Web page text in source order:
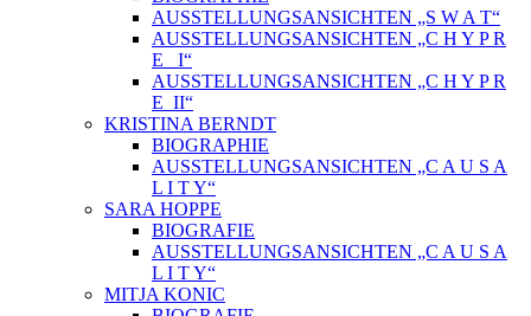
AUSSTELLUNGSANSICHTEN „S W A T“
AUSSTELLUNGSANSICHTEN „C H Y P R
E_ I“
AUSSTELLUNGSANSICHTEN „C H Y P R
E_II“
KRISTINA BERNDT
BIOGRAPHIE
AUSSTELLUNGSANSICHTEN „C A U S A
L I T Y“
SARA HOPPE
BIOGRAFIE
AUSSTELLUNGSANSICHTEN „C A U S A
L I T Y“
MITJA KONIC